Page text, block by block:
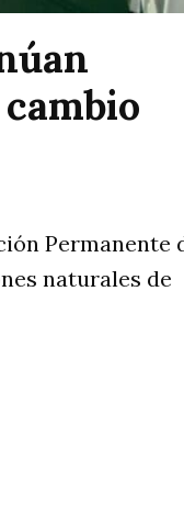
Permanente
naturales de